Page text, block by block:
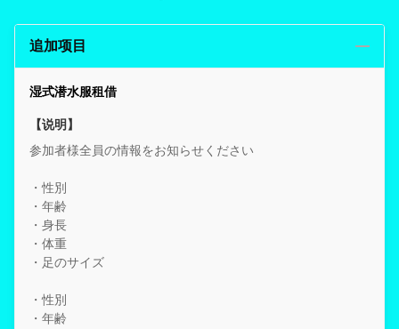
追加项目
湿式潜水服租借
【说明】
参加者様全員の情報をお知らせください
・性別
・年齢
・身長
・体重
・足のサイズ
・性別
・年齢